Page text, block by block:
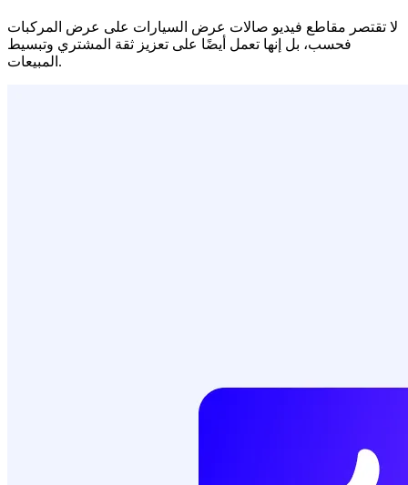
لا تقتصر مقاطع فيديو صالات عرض السيارات على عرض المركبات
فحسب، بل إنها تعمل أيضًا على تعزيز ثقة المشتري وتبسيط
المبيعات.